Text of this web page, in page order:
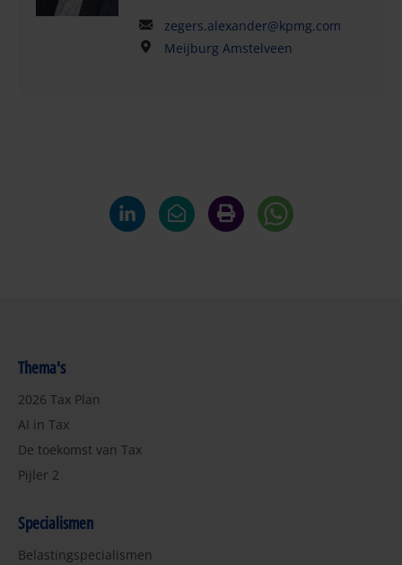
zegers.alexander@kpmg.com
Meijburg Amstelveen
Thema's
2026 Tax Plan
AI in Tax
De toekomst van Tax
Pijler 2
Specialismen
Belastingspecialismen